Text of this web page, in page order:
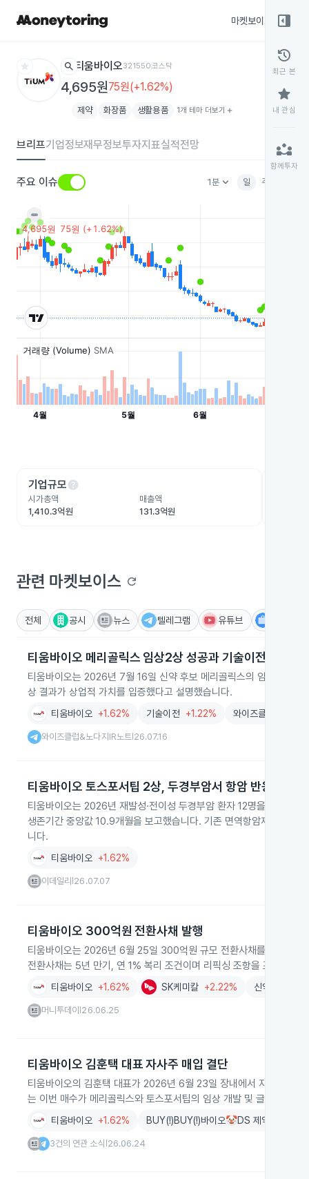
마켓보이스
star search 티움바이오321550코스닥
4,695원75원(+1.62%)
제약 화장품 생활용품 1개 테마 더보기 add
브리프기업정보재무정보투자지표실적전망
주요 이슈 1분keyboard_arrow_down 일 주
기업규모help
시가총액
1,410.3억원
매출액
131.3억원
관련 마켓보이스 refresh
전체 공시 뉴스 텔레그램 유튜브
티움바이오 메리골릭스 임상2상 성공과 기술이전 준비
티움바이오는 2026년 7월 16일 신약 후보 메리골릭스의 임상 2상을
상 결과가 상업적 가치를 입증했다고 설명했습니다.
티움바이오 +1.62% 기술이전 +1.22% 와이즈클럽&노다지
와이즈클럽&노다지IR노트 26.07.16
티움바이오 토스포서팁 2상, 두경부암서 항암 반응률
티움바이오는 2026년 재발성·전이성 두경부암 환자 12명을 대상으
생존기간 중앙값 10.9개월을 보고했습니다. 기존 면역항암제에서 효
니다.
티움바이오 +1.62%
이데일리 26.07.07
티움바이오 300억원 전환사채 발행
티움바이오는 2026년 6월 25일 300억원 규모 전환사채를 발행해
전환사채는 5년 만기, 연 1% 복리 조건이며 리픽싱 조항을 포함한다
티움바이오 +1.62% SK케미칼 +2.22% 신약개발
머니투데이 26.06.25
티움바이오 김훈택 대표 자사주 매입 결단
티움바이오의 김훈택 대표가 2026년 6월 23일 장내에서 자사주 7만
는 이번 매수가 메리골릭스와 토스포서팁의 임상 개발 및 글로벌 사
티움바이오 +1.62% BUY(!)BUY(!)바이오🤡DS 제약/바이오
3건의 연관 소식 26.06.24
right_panel_open
history
최근 본
star
내 관심
partner_exchange
함께투자